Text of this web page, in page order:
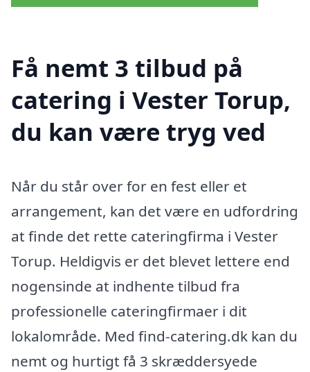
Få nemt 3 tilbud på
catering i Vester Torup,
du kan være tryg ved
Når du står over for en fest eller et
arrangement, kan det være en udfordring
at finde det rette cateringfirma i Vester
Torup. Heldigvis er det blevet lettere end
nogensinde at indhente tilbud fra
professionelle cateringfirmaer i dit
lokalområde. Med find-catering.dk kan du
nemt og hurtigt få 3 skræddersyede